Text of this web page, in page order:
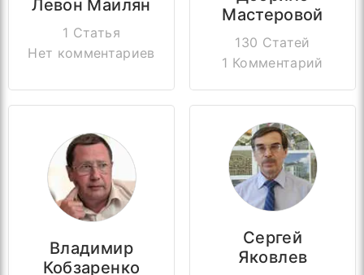
Левон Маилян
1 Статья
Нет комментариев
Мастеровой
130 Статей
1 Комментарий
Владимир
Кобзаренко
Сергей
Яковлев